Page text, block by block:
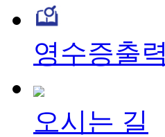
영수증출력
오시는 길